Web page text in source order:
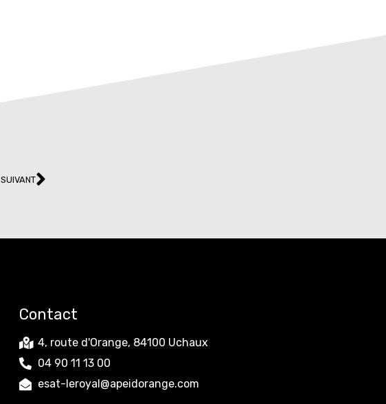
SUIVANT
Contact
4, route d'Orange, 84100 Uchaux
04 90 11 13 00
esat-leroyal@apeidorange.com